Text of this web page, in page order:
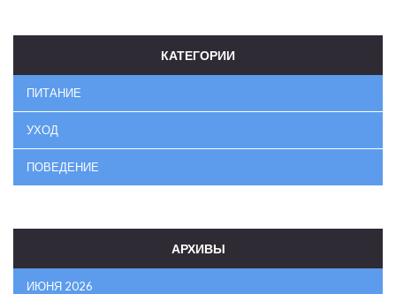
КАТЕГОРИИ
ПИТАНИЕ
УХОД
ПОВЕДЕНИЕ
АРХИВЫ
ИЮНЯ 2026